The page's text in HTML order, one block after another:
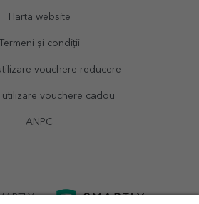
Hartă website
Termeni și condiții
vouchere reducere
utilizare vouchere cadou
ANPC